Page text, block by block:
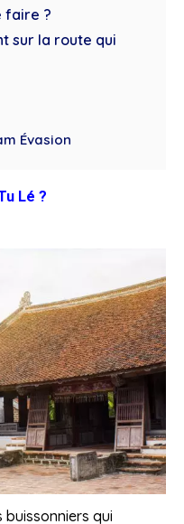
faire ?
sur la route qui
Évasion
Lé ?
buissonniers qui